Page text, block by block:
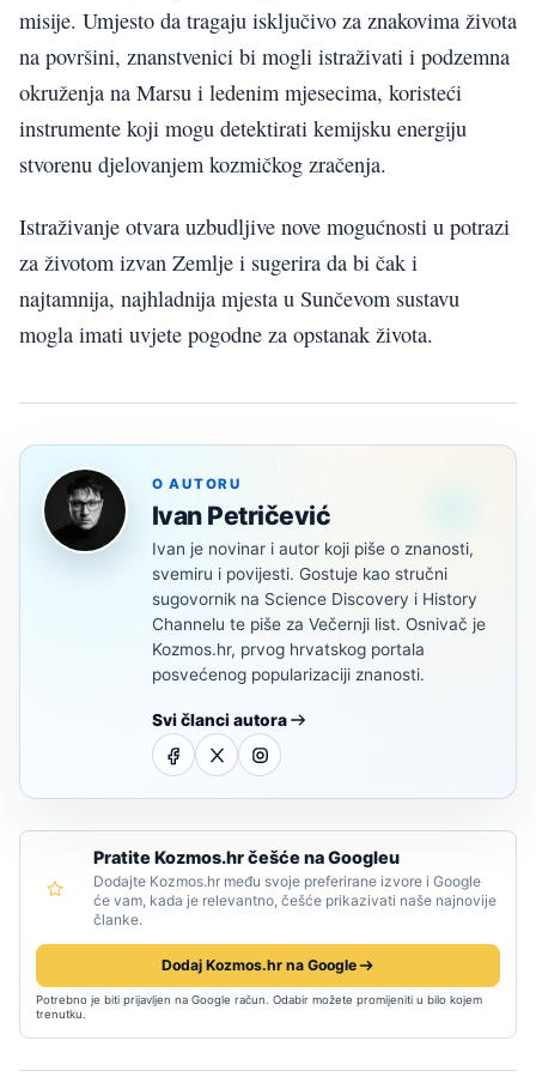
misije. Umjesto da tragaju isključivo za znakovima života
na površini, znanstvenici bi mogli istraživati i podzemna
okruženja na Marsu i ledenim mjesecima, koristeći
instrumente koji mogu detektirati kemijsku energiju
stvorenu djelovanjem kozmičkog zračenja.
Istraživanje otvara uzbudljive nove mogućnosti u potrazi
za životom izvan Zemlje i sugerira da bi čak i
najtamnija, najhladnija mjesta u Sunčevom sustavu
mogla imati uvjete pogodne za opstanak života.
O AUTORU
Ivan Petričević
Ivan je novinar i autor koji piše o znanosti,
svemiru i povijesti. Gostuje kao stručni
sugovornik na Science Discovery i History
Channelu te piše za Večernji list. Osnivač je
Kozmos.hr, prvog hrvatskog portala
posvećenog popularizaciji znanosti.
Svi članci autora
Pratite Kozmos.hr češće na Googleu
Dodajte Kozmos.hr među svoje preferirane izvore i Google
će vam, kada je relevantno, češće prikazivati naše najnovije
članke.
Dodaj Kozmos.hr na Google
Potrebno je biti prijavljen na Google račun. Odabir možete promijeniti u bilo kojem
trenutku.